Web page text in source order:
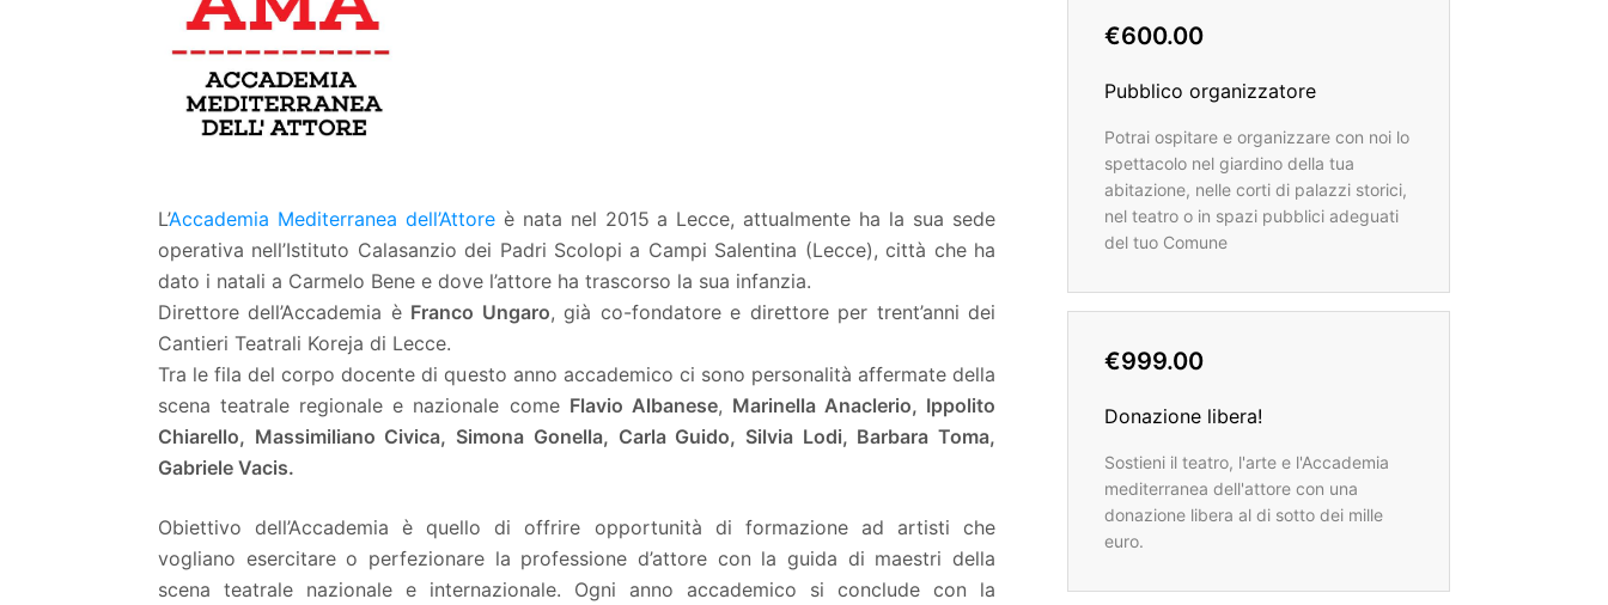
L’Accademia Mediterranea dell’Attoreè nata nel 2015 a Lecce, attualmente ha la sua sede
operativa nell’Istituto Calasanzio dei Padri Scolopi a Campi Salentina (Lecce), città che ha
dato i natali a Carmelo Bene e dove l’attore ha trascorso la sua infanzia.
Direttore dell’Accademia è Franco Ungaro, già co-fondatore e direttore per trent’anni dei
Cantieri Teatrali Koreja di Lecce.
Tra le fila del corpo docente di questo anno accademico ci sono personalità affermate della
scena teatrale regionale e nazionale come Flavio Albanese, Marinella Anaclerio, Ippolito
Chiarello, Massimiliano Civica, Simona Gonella, Carla Guido, Silvia Lodi, Barbara Toma,
Gabriele Vacis.
Obiettivo dell’Accademia è quello di offrire opportunità di formazione ad artisti che
vogliano esercitare o perfezionare la professione d’attore con la guida di maestri della
scena teatrale nazionale e internazionale. Ogni anno accademico si conclude con la
€600.00
Pubblico organizzatore
Potrai ospitare e organizzare con noi lo
spettacolo nel giardino della tua
abitazione, nelle corti di palazzi storici,
nel teatro o in spazi pubblici adeguati
del tuo Comune
€999.00
Donazione libera!
Sostieni il teatro, l'arte e l'Accademia
mediterranea dell'attore con una
donazione libera al di sotto dei mille
euro.